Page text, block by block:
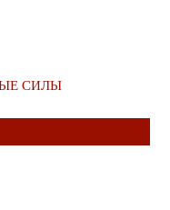
СИЛЫ